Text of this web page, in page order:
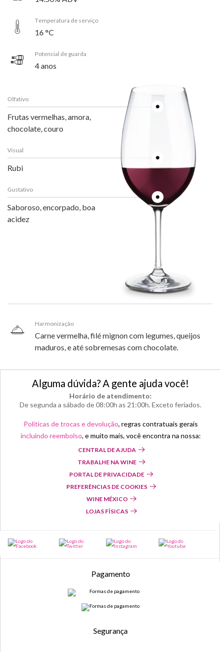
Temperatura de serviço
16 °C
Potencial de guarda
4 anos
Olfativo
Frutas vermelhas, amora,
chocolate, couro
Visual
Rubi
Gustativo
Saboroso, encorpado, boa
acidez
Harmonização
Carne vermelha, filé mignon com legumes, queijos
maduros, e até sobremesas com chocolate.
Alguma dúvida? A gente ajuda você!
Horário de atendimento:
De segunda a sábado de 08:00h as 21:00h. Exceto feriados.
Políticas de trocas e devolução, regras contratuais gerais
incluindo reembolso, e muito mais, você encontra na nossa:
CENTRAL DE AJUDA
TRABALHE NA WINE
PORTAL DE PRIVACIDADE
PREFERÊNCIAS DE COOKIES
WINE MÉXICO
LOJAS FÍSICAS
Pagamento
Segurança